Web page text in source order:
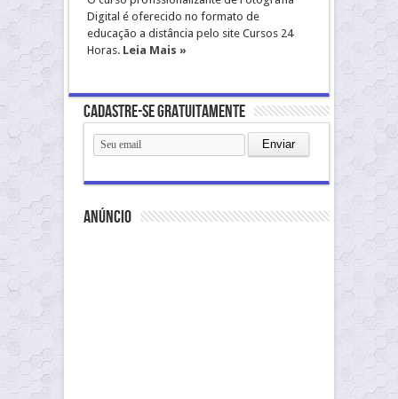
Digital é oferecido no formato de
educação a distância pelo site Cursos 24
Horas. Leia Mais »
Cadastre-se gratuitamente
anúncio